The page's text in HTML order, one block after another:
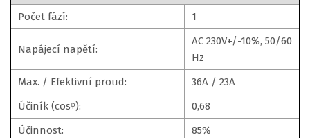
Počet fází:
1
Napájecí napětí:
AC 230V+/-10%, 50/60
Hz
Max. / Efektivní proud:
36A / 23A
Účiník (cosᵠ):
0,68
Účinnost:
85%